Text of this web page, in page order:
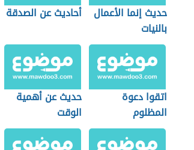
حديث إنما الأعمال
بالنيات
أحاديث عن الصدقة
اتقوا دعوة
المظلوم
حديث عن أهمية
الوقت